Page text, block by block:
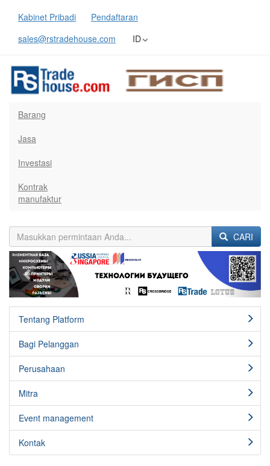
Kabinet Pribadi
Pendaftaran
sales@rstradehouse.com
ID
Barang
Jasa
Investasi
Kontrak
manufaktur
CARI
Previous Next
Tentang Platform
Bagi Pelanggan
Perusahaan
Mitra
Event management
Kontak